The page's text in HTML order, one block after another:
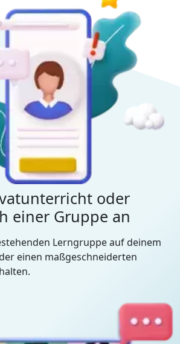
oder
einer Gruppe an
Lerngruppe auf deinem
einen maßgeschneiderten